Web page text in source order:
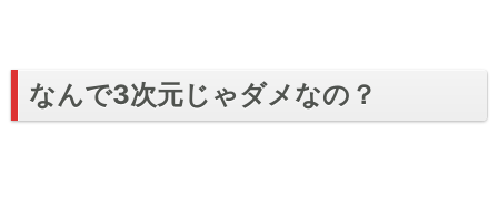
なんで3次元じゃダメなの？